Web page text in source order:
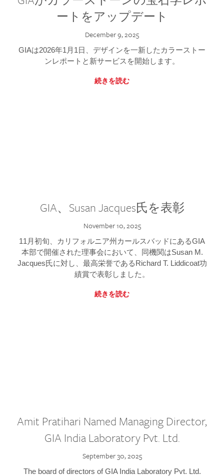
ートをアップデート
December 9, 2025
GIAは2026年1月1日、デザインを一新したカラーストー
ンレポートと新サービスを開始します。
続きを読む
GIA、Susan Jacques氏を表彰
November 10, 2025
11月初旬、カリフォルニア州カールスバッドにあるGIA
本部で開催された理事会において、同機関はSusan M.
Jacques氏に対し、最高栄誉であるRichard T. Liddicoat功
績賞で表彰しました。
続きを読む
Amit Pratihari Named Managing Director,
GIA India Laboratory Pvt. Ltd.
September 30, 2025
The board of directors of GIA India Laboratory Pvt. Ltd.